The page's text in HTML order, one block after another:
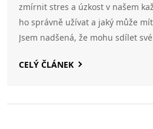
zmírnit stres a úzkost v našem
ho správně užívat a jaký může
Jsem nadšená, že mohu sdílet
CELÝ ČLÁNEK